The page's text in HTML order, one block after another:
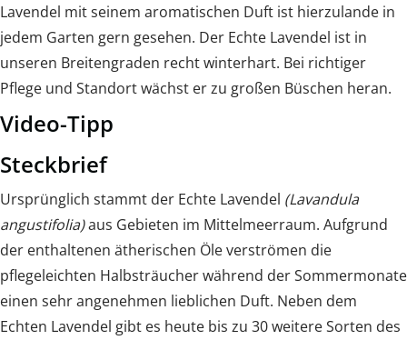
Lavendel mit seinem aromatischen Duft ist hierzulande in
jedem Garten gern gesehen. Der Echte Lavendel ist in
unseren Breitengraden recht winterhart. Bei richtiger
Pflege und Standort wächst er zu großen Büschen heran.
Video-Tipp
Steckbrief
Ursprünglich stammt der Echte Lavendel (Lavandula
angustifolia)aus Gebieten im Mittelmeerraum. Aufgrund
der enthaltenen ätherischen Öle verströmen die
pflegeleichten Halbsträucher während der Sommermonate
einen sehr angenehmen lieblichen Duft. Neben dem
Echten Lavendel gibt es heute bis zu 30 weitere Sorten des